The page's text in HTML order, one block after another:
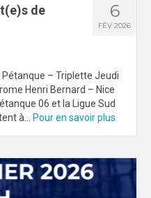
6
FÉV 2026
de
– Triplette Jeudi
Henri Bernard – Nice
06 et la Ligue Sud
à...
Pour en savoir plus